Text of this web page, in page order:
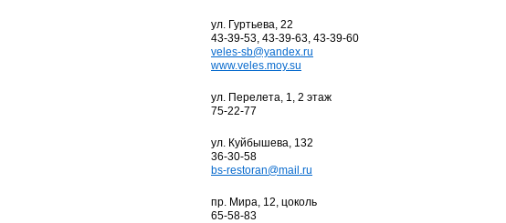
ул. Гуртьева, 22
43-39-53, 43-39-63, 43-39-60
veles-sb@yandex.ru
www.veles.moy.su
ул. Перелета, 1, 2 этаж
75-22-77
ул. Куйбышева, 132
36-30-58
bs-restoran@mail.ru
пр. Мира, 12, цоколь
65-58-83